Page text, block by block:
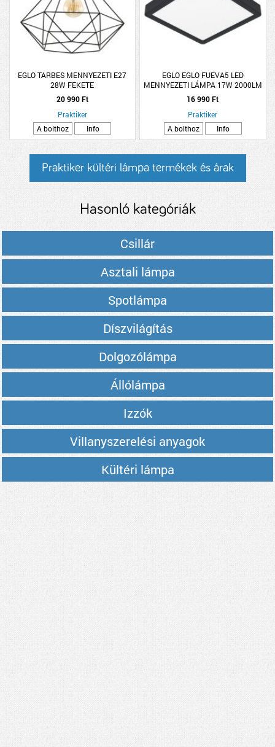
EGLO TARBES MENNYEZETI E27
28W FEKETE
20 990 Ft
Praktiker
A bolthoz
Info
EGLO EGLO FUEVA5 LED
MENNYEZETI LÁMPA 17W 2000LM
3000K IP44 21X21CM FEKETE
16 990 Ft
Praktiker
A bolthoz
Info
Praktiker kültéri lámpa termékek és árak
Hasonló kategóriák
Csillár
Asztali lámpa
Spotlámpa
Díszvilágítás
Dolgozólámpa
Állólámpa
Izzók
Villanyszerelési anyagok
Kültéri lámpa